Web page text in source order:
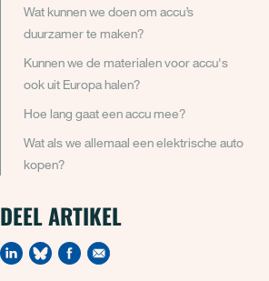
Wat kunnen we doen om accu’s
duurzamer te maken?
Kunnen we de materialen voor accu's
ook uit Europa halen?
Hoe lang gaat een accu mee?
Wat als we allemaal een elektrische auto
kopen?
DEEL ARTIKEL